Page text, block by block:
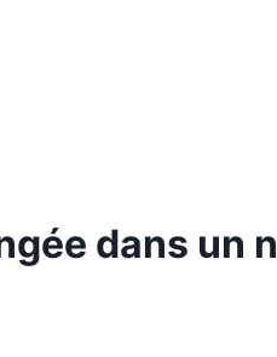
dans un